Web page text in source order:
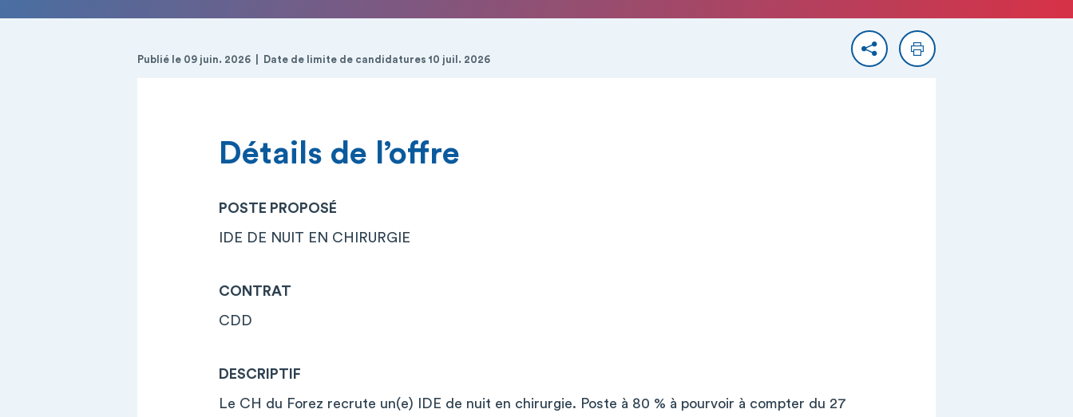
Publié le 09 juin. 2026 Date de limite de candidatures 10 juil. 2026 PartagerImprimer
Détails de l’offre
POSTE PROPOSÉ
IDE DE NUIT EN CHIRURGIE
CONTRAT
CDD
DESCRIPTIF
Le CH du Forez recrute un(e) IDE de nuit en chirurgie. Poste à 80 % à pourvoir à compter du 27